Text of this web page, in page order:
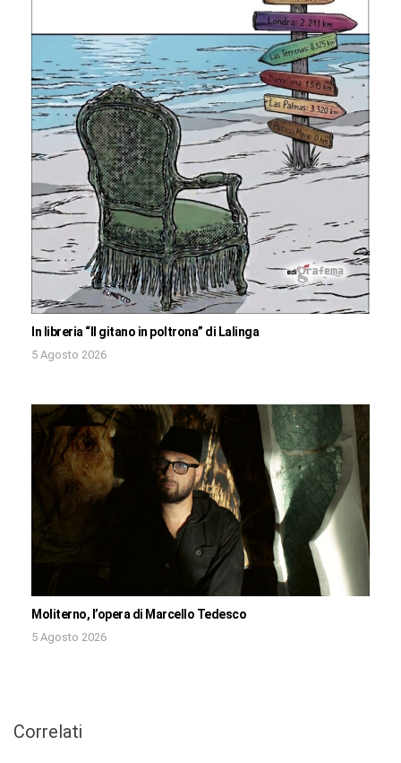
In libreria “Il gitano in poltrona” di Lalinga
5 Agosto 2026
Moliterno, l’opera di Marcello Tedesco
5 Agosto 2026
Correlati